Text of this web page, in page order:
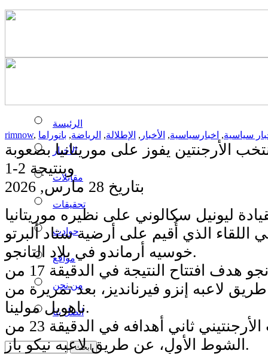
الرئيسة
الأخبار
مقابلات
تحقيقات
حوادث
مواقع
من نحن
اتصل بنا
rimnow, سياسية, اخبارسياسية, الأخبار , الإطلالة, الرياضة, بانوراما
الأرجنتين يفوز على موريتانيا بصعوبة
وبنتيجة 2-1
بتاريخ 28 مارس, 2026
ليونيل سكالوني على نظيره موريتانيا
2-1، في اللقاء الذي أُقيم على أرضية ستاد ألبرتو
خوسيه أرماندو في بلاد التانجو.
وسجل منتخب التانجو هدف افتتاح النتيجة في الدقيقة 17 من
طريق لاعبه إنزو فيرنانديز، بعد تمريرة من
ناهويل مولينا.
وأضاف المنتخب الأرجنتيني ثاني أهدافه في الدقيقة 23 من
الشوط الأول، عن طريق لاعبه نيكو باز.